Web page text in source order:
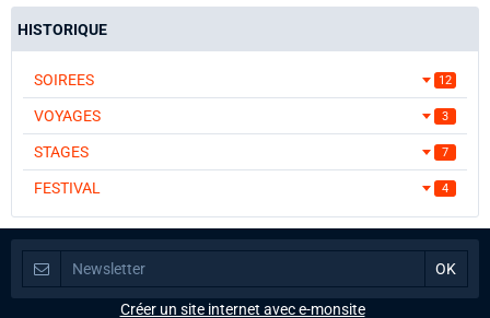
HISTORIQUE
SOIREES 12
VOYAGES 3
STAGES 7
FESTIVAL 4
Créer un site internet avec e-monsite